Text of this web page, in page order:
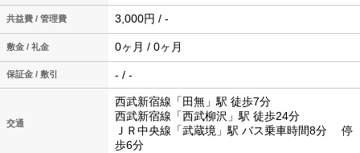
共益費 / 管理費 3,000円 / -
敷金 / 礼金 0ヶ月 / 0ヶ月
保証金 / 敷引 - / -
交通
西武新宿線「田無」駅 徒歩7分
西武新宿線「西武柳沢」駅 徒歩24分
ＪＲ中央線「武蔵境」駅 バス乗車時間8分 停
歩6分